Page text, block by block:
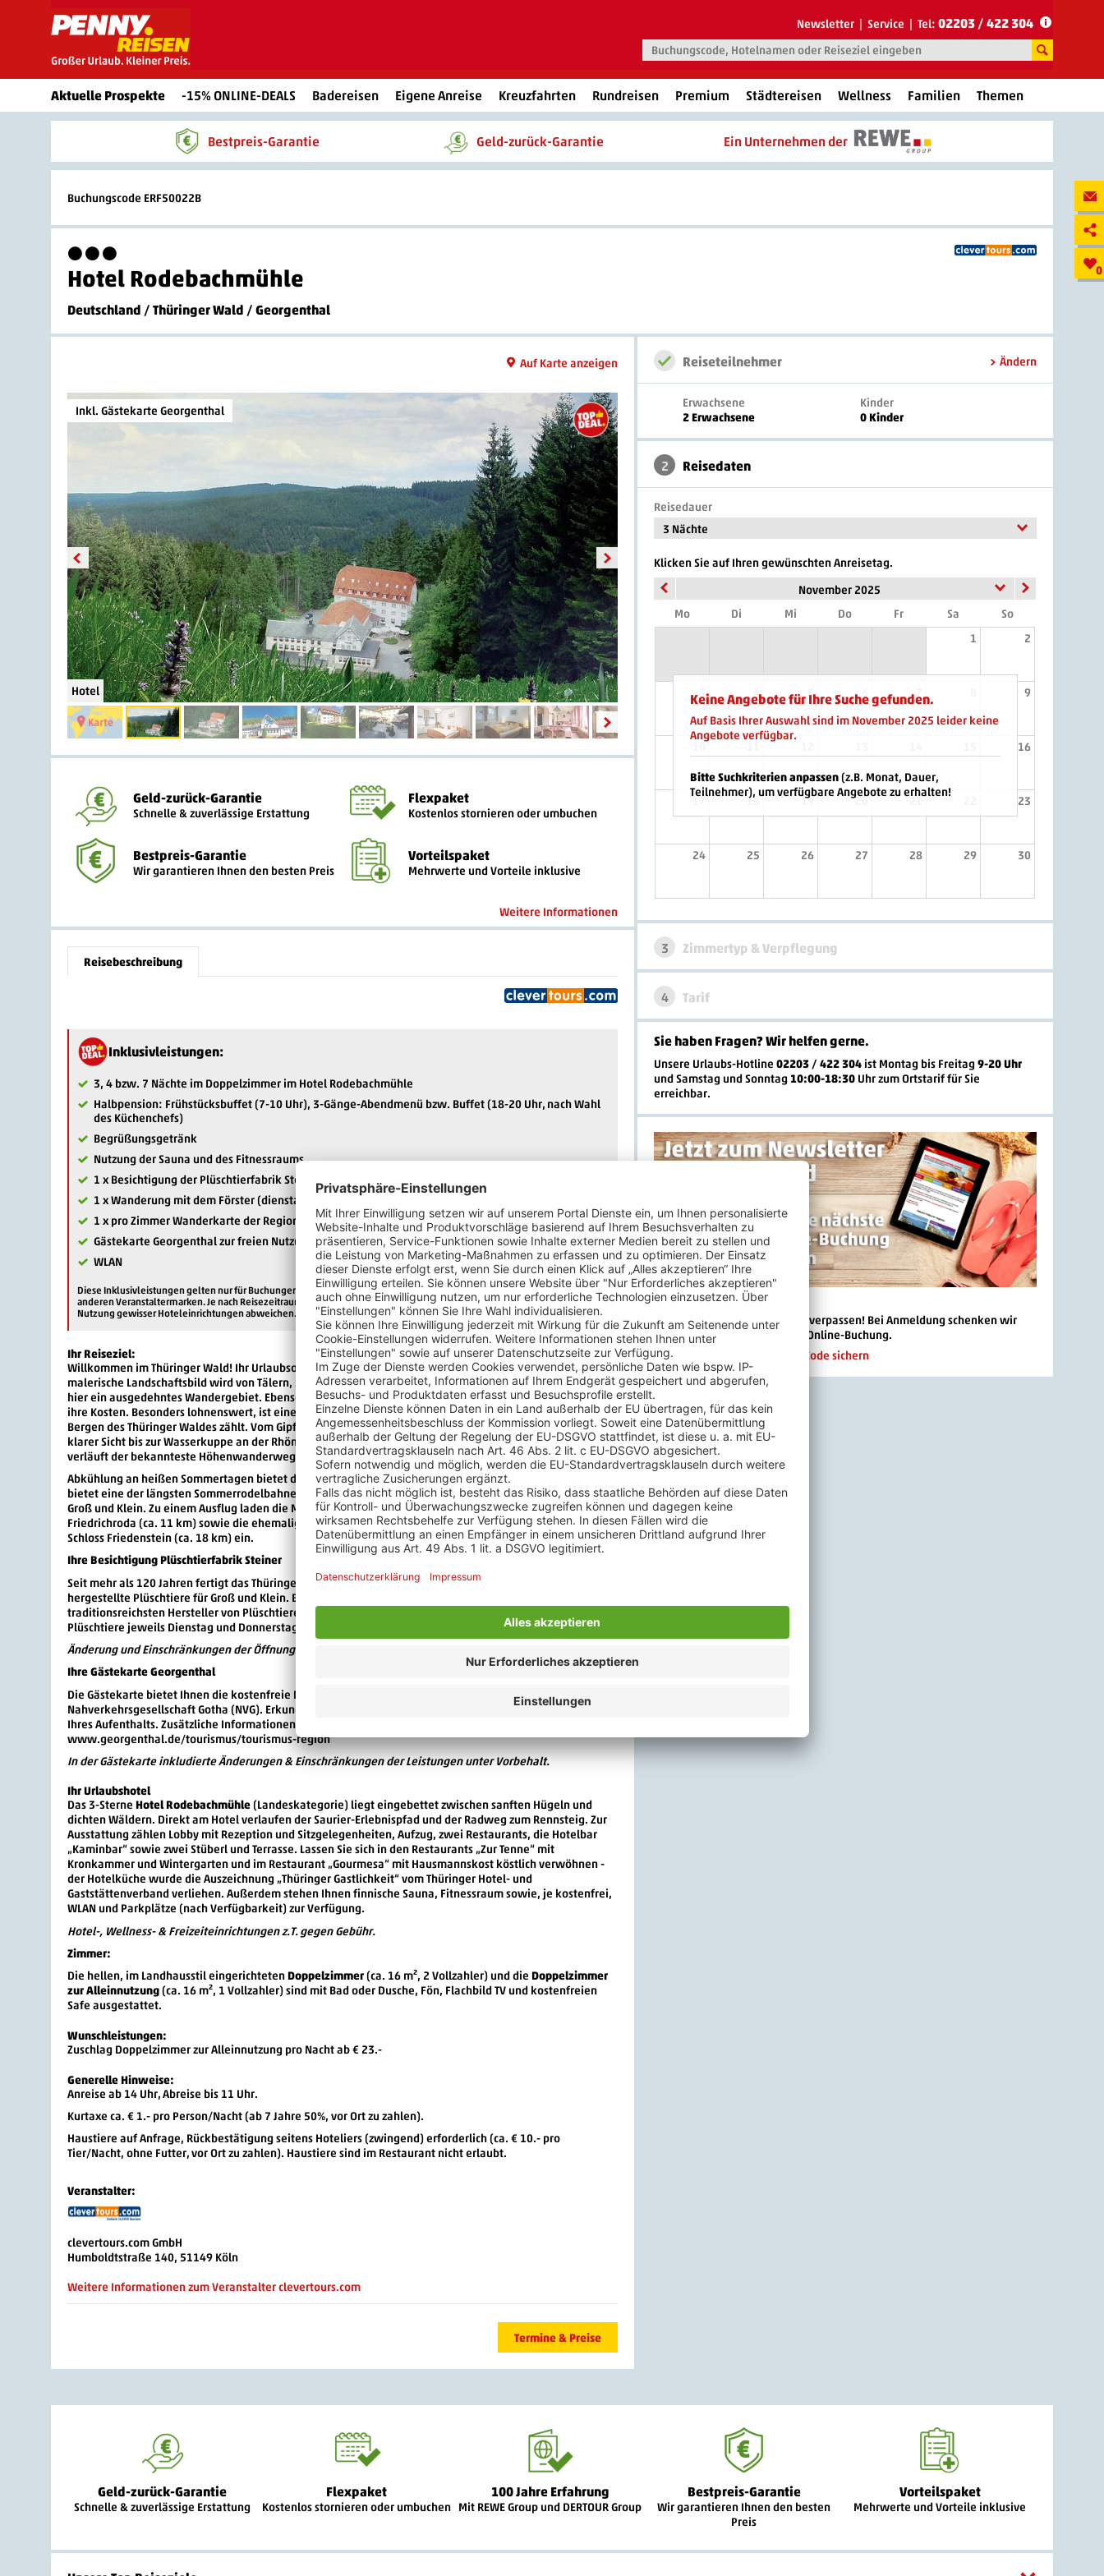
Newsletter Service Tel: 02203 / 422 304
Aktuelle Prospekte -15% ONLINE-DEALS Badereisen Eigene Anreise Kreuzfahrten Rundreisen Premium Städtereisen Wellness Familien Themen
0
Bestpreis-Garantie Geld-zurück-Garantie Ein Unternehmen der
Buchungscode ERF50022B
Hotel Rodebachmühle
Deutschland / Thüringer Wald / Georgenthal
Auf Karte anzeigen
Inkl. Gästekarte Georgenthal
Hotel Luftaufnahme Hotel
Geld-zurück-Garantie
Schnelle & zuverlässige Erstattung
Flexpaket
Kostenlos stornieren oder umbuchen
Bestpreis-Garantie
Wir garantieren Ihnen den besten Preis
Vorteilspaket
Mehrwerte und Vorteile inklusive
Weitere Informationen
Reisebeschreibung
Inklusivleistungen:
3, 4 bzw. 7 Nächte im Doppelzimmer im Hotel Rodebachmühle
Halbpension: Frühstücksbuffet (7-10 Uhr), 3-Gänge-Abendmenü bzw. Buffet (18-20 Uhr, nach Wahl
des Küchenchefs)
Begrüßungsgetränk
Nutzung der Sauna und des Fitnessraums
1 x Besichtigung der Plüschtierfabrik Steiner (dienstags und donnerstags, ca. 3 km, eigene Anreise)
1 x Wanderung mit dem Förster (dienstags oder freitags)
1 x pro Zimmer Wanderkarte der Region
Gästekarte Georgenthal zur freien Nutzung der Busse innerhalb des NVG
WLAN
Diese Inklusivleistungen gelten nur für Buchungen des Reiseveranstalters clevertours.com GmbH, abweichend von
anderen Veranstaltermarken. Je nach Reisezeitraum können z.B. saisonal bedingt einzelne Reiseleistungen oder die
Nutzung gewisser Hoteleinrichtungen abweichen.
Ihr Reiseziel:
Willkommen im Thüringer Wald! Ihr Urlaubsort Georgenthal ist nur ca. 9 km von Friedrichroda entfernt. Das
malerische Landschaftsbild wird von Tälern, Schluchten, Flüssen und Wäldern geprägt. Wanderer finden
hier ein ausgedehntes Wandergebiet. Ebenso kommen hier Mountainbiker sowie Nordic-Walker ganz auf
ihre Kosten. Besonders lohnenswert, ist eine Wanderung auf den Inselsberg (916 m), der zu den höchsten
Bergen des Thüringer Waldes zählt. Vom Gipfel aus genießen Sie einen einmaligen Panoramablick, bei
klarer Sicht bis zur Wasserkuppe an der Rhön und zum Brocken im Harz. Unmittelbar über die Bergkuppe
verläuft der bekannteste Höhenwanderweg Thüringens – der Rennsteig.
Abkühlung an heißen Sommertagen bietet das Freibad Georgenthal (ca. 2 km) oder am Fuß des Bergs
bietet eine der längsten Sommerrodelbahnen Deutschlands im Funpark Inselsberg (ca. 20 km) Spaß für
Groß und Klein. Zu einem Ausflug laden die Marienglashöhle (ein Besucherbergwerk mit Kristallgrotte) in
Friedrichroda (ca. 11 km) sowie die ehemalige Herzogresidenzstadt Gotha (ca. 20 km) mit dem imposanten
Schloss Friedenstein (ca. 18 km) ein.
Ihre Besichtigung Plüschtierfabrik Steiner
Seit mehr als 120 Jahren fertigt das Thüringer Familienunternehmen liebevoll gestaltete und in Handarbeit
hergestellte Plüschtiere für Groß und Klein. Besichtigungen Sie die Manufaktur Steiner Plüsch, eine der
traditionsreichsten Hersteller von Plüschtieren in Deutschland, mit Einblick in die Entwicklung der
Plüschtiere jeweils Dienstag und Donnerstag zwischen 10.00 - 12.00 Uhr.
Änderung und Einschränkungen der Öffnungszeiten unter Vorbehalt.
Ihre Gästekarte Georgenthal
Die Gästekarte bietet Ihnen die kostenfreie Nutzung der Busse innerhalb des Streckennetzes der
Nahverkehrsgesellschaft Gotha (NVG). Erkunden Sie autofrei die Region rund um den Inselberg während
Ihres Aufenthalts. Zusätzliche Informationen vor Ort oder unter
www.georgenthal.de/tourismus/tourismus-region
In der Gästekarte inkludierte Änderungen & Einschränkungen der Leistungen unter Vorbehalt.
Ihr Urlaubshotel
Das 3-Sterne Hotel Rodebachmühle(Landeskategorie) liegt eingebettet zwischen sanften Hügeln und
dichten Wäldern. Direkt am Hotel verlaufen der Saurier-Erlebnispfad und der Radweg zum Rennsteig. Zur
Ausstattung zählen Lobby mit Rezeption und Sitzgelegenheiten, Aufzug, zwei Restaurants, die Hotelbar
„Kaminbar“ sowie zwei Stüberl und Terrasse. Lassen Sie sich in den Restaurants „Zur Tenne“ mit
Kronkammer und Wintergarten und im Restaurant „Gourmesa“ mit Hausmannskost köstlich verwöhnen -
der Hotelküche wurde die Auszeichnung „Thüringer Gastlichkeit“ vom Thüringer Hotel- und
Gaststättenverband verliehen. Außerdem stehen Ihnen finnische Sauna, Fitnessraum sowie, je kostenfrei,
WLAN und Parkplätze (nach Verfügbarkeit) zur Verfügung.
Hotel-, Wellness- & Freizeiteinrichtungen z.T. gegen Gebühr.
Zimmer:
Die hellen, im Landhausstil eingerichteten Doppelzimmer(ca. 16 m², 2 Vollzahler) und die Doppelzimmer
zur Alleinnutzung(ca. 16 m², 1 Vollzahler) sind mit Bad oder Dusche, Fön, Flachbild TV und kostenfreien
Safe ausgestattet.
Wunschleistungen:
Zuschlag Doppelzimmer zur Alleinnutzung pro Nacht ab € 23.-
Generelle Hinweise:
Anreise ab 14 Uhr, Abreise bis 11 Uhr.
Kurtaxe ca. € 1.- pro Person/Nacht (ab 7 Jahre 50%, vor Ort zu zahlen).
Haustiere auf Anfrage, Rückbestätigung seitens Hoteliers (zwingend) erforderlich (ca. € 10.- pro
Tier/Nacht, ohne Futter, vor Ort zu zahlen). Haustiere sind im Restaurant nicht erlaubt.
Veranstalter:
clevertours.com GmbH
Humboldtstraße 140, 51149 Köln
Weitere Informationen zum Veranstalter clevertours.com
Termine & Preise
Reiseteilnehmer Ändern
Erwachsene
2 Erwachsene
Kinder
0 Kinder
2 Reisedaten
Reisedauer
3 Nächte
Klicken Sie auf Ihren gewünschten Anreisetag.
Keine Angebote für Ihre Suche gefunden.
Auf Basis Ihrer Auswahl sind im November 2025 leider keine
Angebote verfügbar.
Bitte Suchkriterien anpassen(z.B. Monat, Dauer,
Teilnehmer), um verfügbare Angebote zu erhalten!
November 2025
Mo
Di Mi Do Fr Sa
So
1
2
4 5 9
10 16
17 18 19 20 21 23
24 25 26 27 28 29 30
3 Zimmertyp & Verpflegung
4 Tarif
Sie haben Fragen? Wir helfen gerne.
Unsere Urlaubs-Hotline 02203 / 422 304 ist Montag bis Freitag9-20 Uhr
und Samstag und Sonntag 10:00-18:30 Uhr zum Ortstariffür Sie
erreichbar.
Anmeldung zum Newsletter
Ab jetzt keine Angebote mehr verpassen! Bei Anmeldung schenken wir
Ihnen zusätzlich € 20.- für die Online-Buchung.
Jetzt anmelden und Rabatt-Code sichern
Geld-zurück-Garantie
Schnelle & zuverlässige Erstattung
Flexpaket
Kostenlos stornieren oder umbuchen
100 Jahre Erfahrung
Mit REWE Group und DERTOUR Group
Bestpreis-Garantie
Wir garantieren Ihnen den besten
Preis
Vorteilspaket
Mehrwerte und Vorteile inklusive